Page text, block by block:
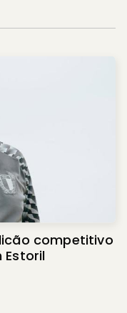
competitivo